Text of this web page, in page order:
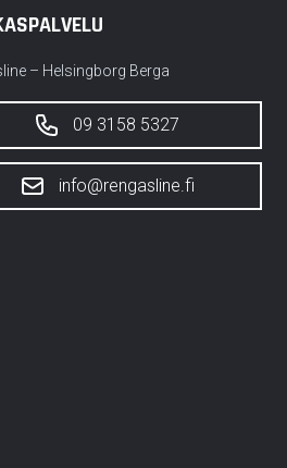
– Helsingborg Berga
09 3158 5327
info@rengasline.fi